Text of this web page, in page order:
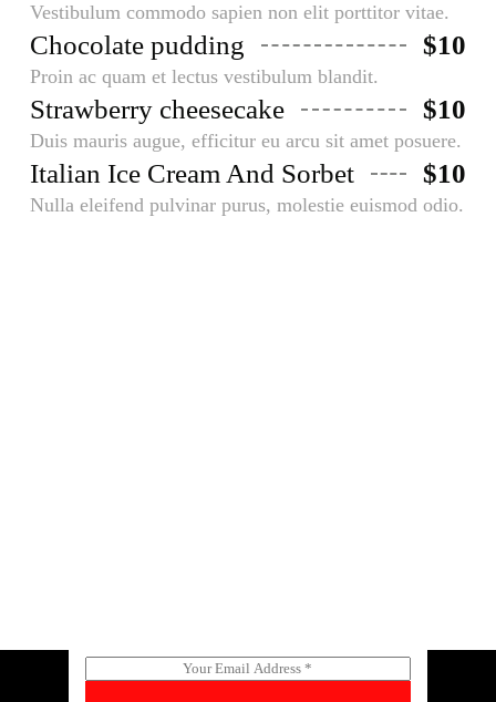
Vestibulum commodo sapien non elit porttitor vitae.
Chocolate pudding $10
Proin ac quam et lectus vestibulum blandit.
Strawberry cheesecake $10
Duis mauris augue, efficitur eu arcu sit amet posuere.
Italian Ice Cream And Sorbet $10
Nulla eleifend pulvinar purus, molestie euismod odio.
m